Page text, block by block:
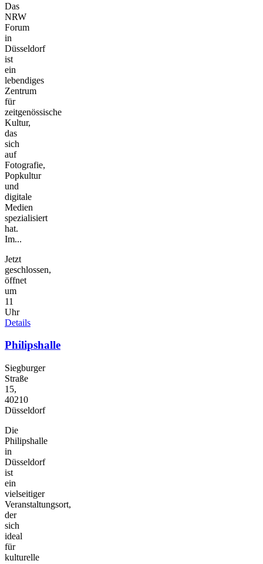
Das
NRW
Forum
in
Düsseldorf
ist
ein
lebendiges
Zentrum
für
zeitgenössische
Kultur,
das
sich
auf
Fotografie,
Popkultur
und
digitale
Medien
spezialisiert
hat.
Im...
Jetzt
geschlossen,
öffnet
um
11
Uhr
Details
Philipshalle
Siegburger
Straße
15,
40210
Düsseldorf
Die
Philipshalle
in
Düsseldorf
ist
ein
vielseitiger
Veranstaltungsort,
der
sich
ideal
für
kulturelle